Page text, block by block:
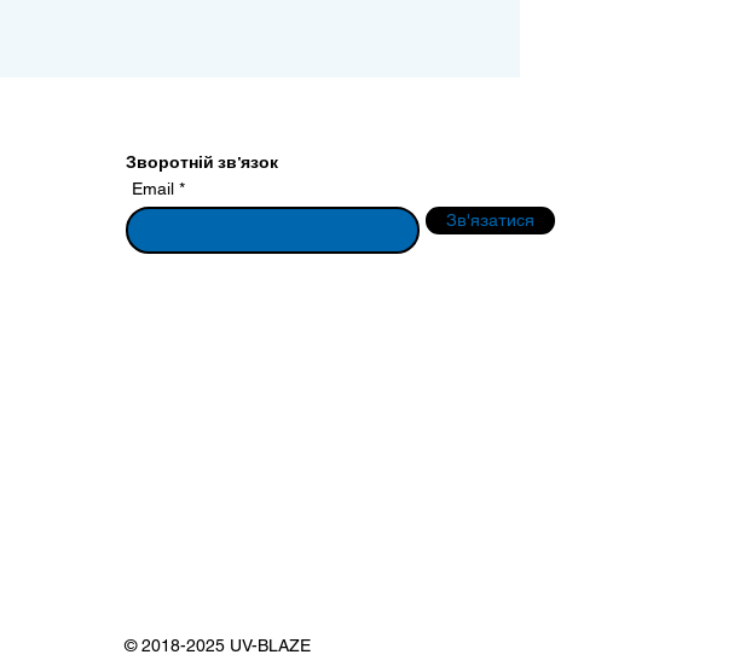
Зворотній зв'язок
Email
Зв'язатися
© 2018-2025 UV-BLAZE